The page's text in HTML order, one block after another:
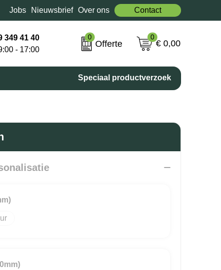
Jobs Nieuwsbrief Over ons Contact
349 41 40
- 17:00
0
Offerte
0
€ 0,00
Speciaal productverzoek